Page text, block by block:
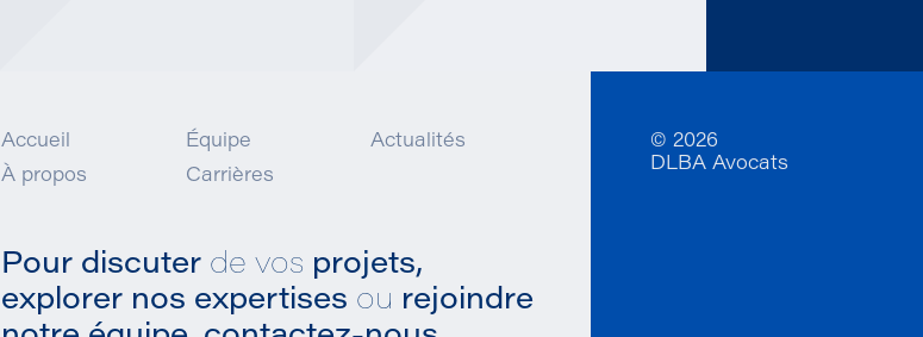
Accueil Équipe
Actualités
À propos
Carrières
Pour discuter de vos projets,
explorer nos expertises ou rejoindre
© 2026
DLBA Avocats